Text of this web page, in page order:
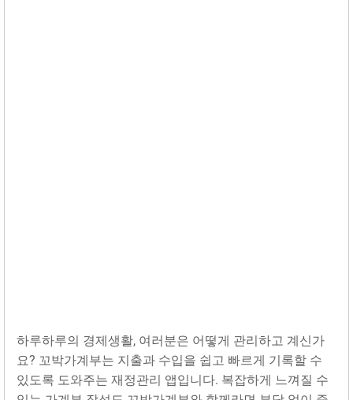
하루하루의 경제생활, 여러분은 어떻게 관리하고 계신가
요? 꼬박가계부는 지출과 수입을 쉽고 빠르게 기록할 수
있도록 도와주는 재정관리 앱입니다. 복잡하게 느껴질 수